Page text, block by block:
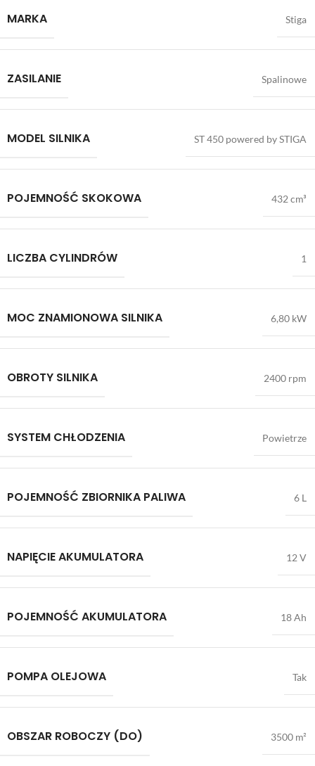
MARKA Stiga
ZASILANIE Spalinowe
MODEL SILNIKA ST 450 powered by STIGA
POJEMNOŚĆ SKOKOWA 432 cm³
LICZBA CYLINDRÓW 1
MOC ZNAMIONOWA SILNIKA 6,80 kW
OBROTY SILNIKA 2400 rpm
SYSTEM CHŁODZENIA Powietrze
POJEMNOŚĆ ZBIORNIKA PALIWA 6 L
NAPIĘCIE AKUMULATORA 12 V
POJEMNOŚĆ AKUMULATORA 18 Ah
POMPA OLEJOWA Tak
OBSZAR ROBOCZY (DO) 3500 m²